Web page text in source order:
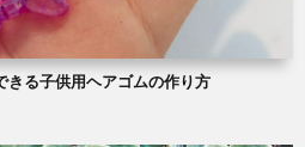
きる子供用ヘアゴムの作り方